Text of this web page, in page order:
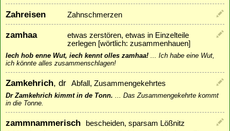
Zahreisen Zahnschmerzen
zamhaa
etwas zerstören, etwas in Einzelteile
zerlegen [wörtlich: zusammenhauen]
Iech hob enne Wut, iech kennt olles zamhaa! ... Ich habe eine Wut,
ich könnte alles zusammenschlagen!
Zamkehrich, dr Abfall, Zusammengekehrtes
Dr Zamkehrich kimmt in de Tonn. ... Das Zusammengekehrte kommt
in die Tonne.
zammnammerisch bescheiden, sparsam Lößnitz